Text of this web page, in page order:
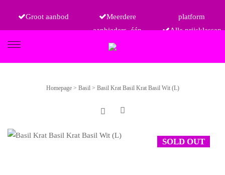
Groot aanbod
Meerdere
aanbieders, één
platform
Alle prijsklassen
Homepage > Basil > Basil Krat Basil Krat Basil Wit (L)
SOLD OUT